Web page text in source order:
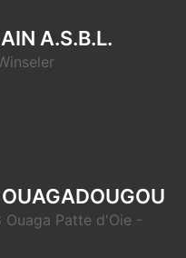
A.S.B.L.
Ouaga Patte d'Oie -